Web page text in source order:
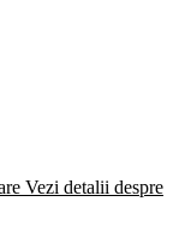
Vezi detalii despre